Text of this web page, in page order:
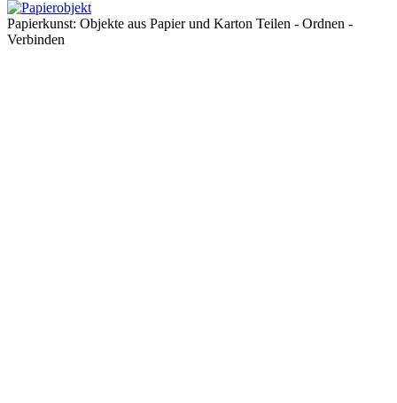
Papierkunst: Objekte aus Papier und Karton Teilen - Ordnen -
Verbinden